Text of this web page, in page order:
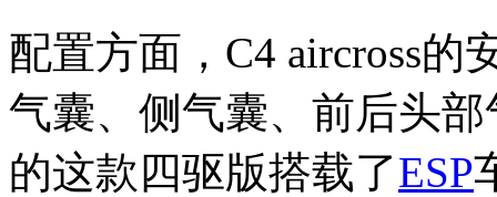
配置方面，C4 aircross
气囊、侧气囊、前后头
的这款四驱版搭载了ESP